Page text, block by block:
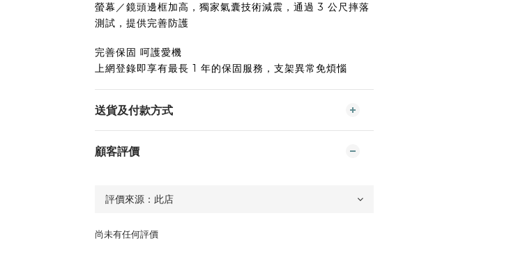
螢幕／鏡頭邊框加高，獨家氣囊技術減震，通過 3 公尺摔落
測試，提供完善防護
完善保固 呵護愛機
上網登錄即享有最長 1 年的保固服務，支架異常免煩惱
送貨及付款方式
顧客評價
尚未有任何評價